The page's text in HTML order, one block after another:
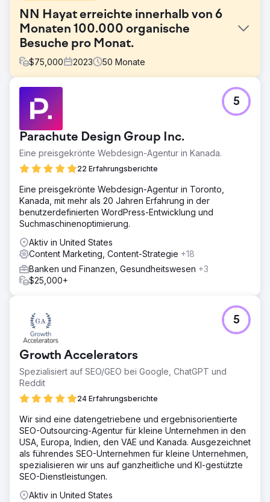
NN Hayat erreichte innerhalb von 6
Monaten 100.000 organische
Besuche pro Monat.
$75,000 2023 50 Monate
Für NN Life and Pensions bestand das Ziel darin, mit einer
neuen Blogstruktur organischen Traffic von Grund auf zu
generieren und die Sichtbarkeit bei allgemeinen
Finanzsuchanfragen zu erhöhen. Da das Projekt im
Versicherungs- und Rentensektor gemäß dem YMYL
(Gesetz über junge Lebensversicherungen und Renten)
durchgeführt wurde, waren Vertrauen, Genauigkeit und
Autorität von entscheidender Bedeutung. In diesem hart
umkämpften Markt war es notwendig, sowohl ein breites
Publikum zu erreichen als auch nachhaltiges,
markenunabhängiges Wachstum zu erzielen.
Lösung
Für NN Hayat entwickelten wir eine kombinierte SEO- und
Content-Marketing-Strategie. Wir erstellten Inhalte, die
den EAT-Prinzipien von Google entsprachen, das
Finanzbewusstsein förderten und auf sensible
Zehntausende von Keywords mit hohem Suchvolumen
und Konversionspotenzial und planten die Content-
Architektur entsprechend. Wir verstärkten die SEO-
Maßnahmen durch Social-Media-Aktivitäten, Werbung
und kreative Inhalte und steigerten so die Sichtbarkeit
Ergebnis
Innerhalb von nur sechs Monaten steigerte die Marke ihre
monatlichen organischen Besucherzahlen von null auf
100.000. In den ersten drei Jahren wurden über vier
Millionen qualifizierte organische Besuche erzielt. Die
Marke erreichte bei insgesamt rund 60.000 Keywords
eine Platzierung auf der ersten Seite und belegte bei
über 10.000 wichtigen Finanzbegriffen den ersten Platz.
Dank der vierjährigen Partnerschaft konnten die
von NN Hayat nachhaltig gestärkt werden.
Parachute Design Group Inc.
Eine preisgekrönte Webdesign-Agentur in Kanada.
22 Erfahrungsberichte
5
Eine preisgekrönte Webdesign-Agentur in Toronto,
Kanada, mit mehr als 20 Jahren Erfahrung in der
benutzerdefinierten WordPress-Entwicklung und
Suchmaschinenoptimierung.
Aktiv in United States
Content Marketing, Content-Strategie +18
Banken und Finanzen, Gesundheitswesen +3
$25,000+
Growth Accelerators
Spezialisiert auf SEO/GEO bei Google, ChatGPT und
Reddit
24 Erfahrungsberichte
5
Wir sind eine datengetriebene und ergebnisorientierte
SEO-Outsourcing-Agentur für kleine Unternehmen in den
USA, Europa, Indien, den VAE und Kanada. Ausgezeichnet
als führendes SEO-Unternehmen für kleine Unternehmen,
spezialisieren wir uns auf ganzheitliche und KI-gestützte
SEO-Dienstleistungen.
Aktiv in United States